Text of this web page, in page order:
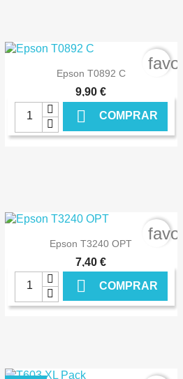
 Ver+
Epson T0892 C
9,90 €
 COMPRAR
 Ver+
Epson T3240 OPT
7,40 €
 COMPRAR